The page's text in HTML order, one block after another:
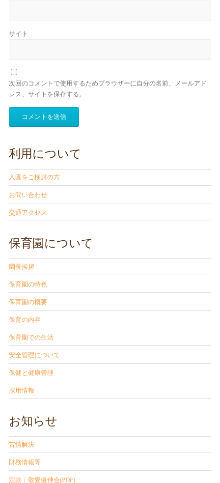
サイト
次回のコメントで使用するためブラウザーに自分の名前、メールアド
レス、サイトを保存する。
利用について
入園をご検討の方
お問い合わせ
交通アクセス
保育園について
園長挨拶
保育園の特色
保育園の概要
保育の内容
保育園での生活
安全管理について
保健と健康管理
採用情報
お知らせ
苦情解決
財務情報等
定款｜敬愛健伸会(PDF)